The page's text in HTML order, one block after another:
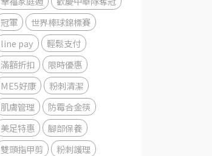
冠軍
世界棒球錦標賽
line pay
輕鬆支付
滿額折扣
限時優惠
ME5好康
粉刺清潔
肌膚管理
防霉合金筷
美足特惠
腳部保養
雙頭指甲剪
粉刺護理